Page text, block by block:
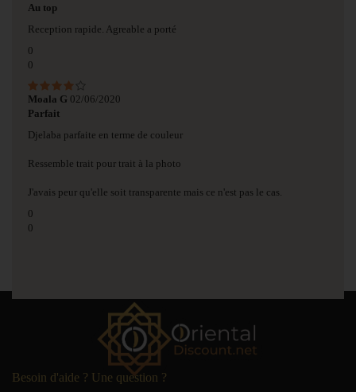
Au top
Reception rapide. Agreable a porté
0
0
Moala G 02/06/2020
Parfait
Djelaba parfaite en terme de couleur
Ressemble trait pour trait à la photo
J'avais peur qu'elle soit transparente mais ce n'est pas le cas.
0
0
Besoin d'aide ? Une question ?